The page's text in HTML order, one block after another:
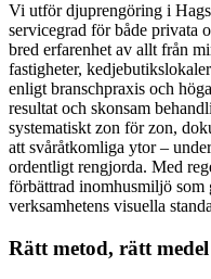
Vi utför djuprengöring i
servicegrad för både privata
bred erfarenhet av allt från
fastigheter,
enligt branschpraxis och
resultat och skonsam
systematiskt zon för zon,
att svåråtkomliga ytor –
ordentligt rengjorda. Med
förbättrad inomhusmiljö som
verksamhetens visuella
Rätt metod, rätt